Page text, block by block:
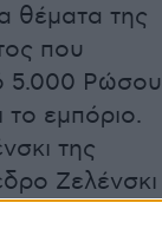
θέματα της
που
5.000
εμπόριο.
της
Ζελένσκι